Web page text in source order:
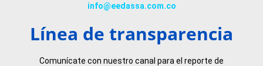
info@eedassa.com.co
Línea de transparencia
Comunícate con nuestro canal para el reporte de